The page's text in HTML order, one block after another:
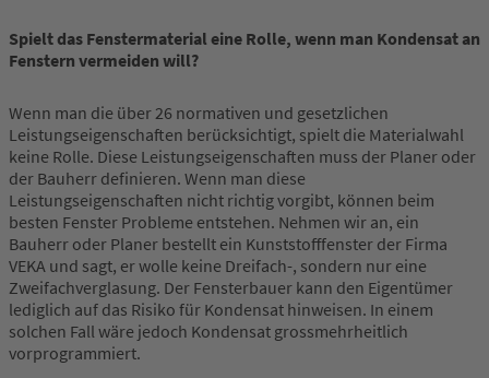
Spielt das Fenstermaterial eine Rolle, wenn man Kondensat an
Fenstern vermeiden will?
Wenn man die über 26 normativen und gesetzlichen
Leistungseigenschaften berücksichtigt, spielt die Materialwahl
keine Rolle. Diese Leistungseigenschaften muss der Planer oder
der Bauherr definieren. Wenn man diese
Leistungseigenschaften nicht richtig vorgibt, können beim
besten Fenster Probleme entstehen. Nehmen wir an, ein
Bauherr oder Planer bestellt ein Kunststofffenster der Firma
VEKA und sagt, er wolle keine Dreifach-, sondern nur eine
Zweifachverglasung. Der Fensterbauer kann den Eigentümer
lediglich auf das Risiko für Kondensat hinweisen. In einem
solchen Fall wäre jedoch Kondensat grossmehrheitlich
vorprogrammiert.